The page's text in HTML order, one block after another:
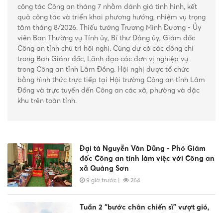
Phòng An ninh kinh tế - Công an tỉnh
làm việc với Phòng Cảnh sát giao thông
Đồng chí Đại tá Phạm Thanh Hùng - Phó Giám đốc
Công an tỉnh làm việc tại Công an xã Phan Rí Cửa
công tác Công an tháng 7 nhằm đánh giá tình hình, kết
quả công tác và triển khai phương hướng, nhiệm vụ trọng
tâm tháng 8/2026. Thiếu tướng Trương Minh Đương - Ủy
viên Ban Thường vụ Tỉnh ủy, Bí thư Đảng ủy, Giám đốc
Công an tỉnh chủ trì hội nghị. Cùng dự có các đồng chí
trong Ban Giám đốc, Lãnh đạo các đơn vị nghiệp vụ
trong Công an tỉnh Lâm Đồng. Hội nghị được tổ chức
bằng hình thức trực tiếp tại Hội trường Công an tỉnh Lâm
Đồng và trực tuyến đến Công an các xã, phường và đặc
khu trên toàn tỉnh.
Đại tá Nguyễn Văn Dũng - Phó Giám
đốc Công an tỉnh làm việc với Công an
xã Quảng Sơn
9 giờ trước | 264
Tuần 2 “bước chân chiến sĩ” vượt gió,